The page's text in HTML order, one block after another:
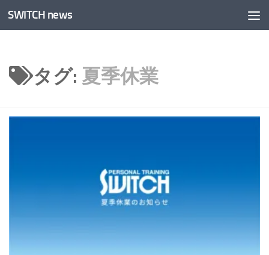
コンテンツへスキップ
SWITCH news
タグ: 夏季休業